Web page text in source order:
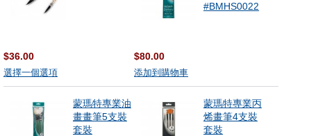
$36.00
選擇一個選項
#BMHS0022
$80.00
添加到購物車
蒙瑪特專業油
畫畫筆5支裝
套裝
蒙瑪特專業丙
烯畫筆4支裝
套裝